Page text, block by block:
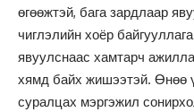
өгөөжтэй, бага зардлаар
чиглэлийн хоёр
явуулснаас хамтарч
хямд байх жишээтэй. Өнөө
суралцах мэргэжил